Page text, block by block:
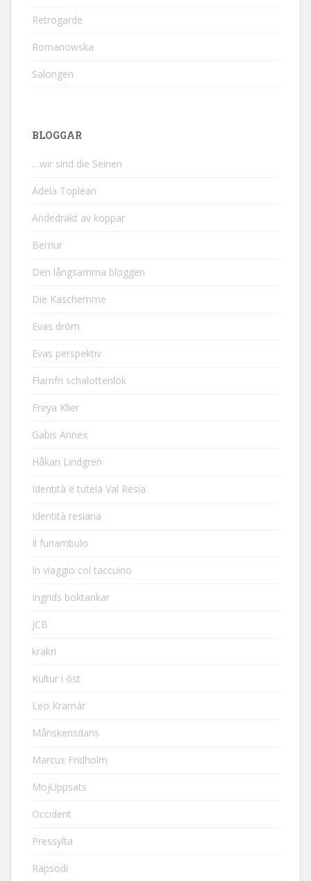
Retrogarde
Romanowska
Salongen
BLOGGAR
…wir sind die Seinen
Adela Toplean
Andedräkt av koppar
Bernur
Den långsamma bloggen
Die Kaschemme
Evas dröm
Evas perspektiv
Flarnfri schalottenlök
Freya Klier
Gabis Annex
Håkan Lindgren
Identità e tutela Val Resia
Identità resiana
Il funambulo
In viaggio col taccuino
Ingrids boktankar
JCB
krakri
Kultur i öst
Leo Kramár
Månskensdans
Marcus Fridholm
MojUppsats
Occident
Pressylta
Rapsodi